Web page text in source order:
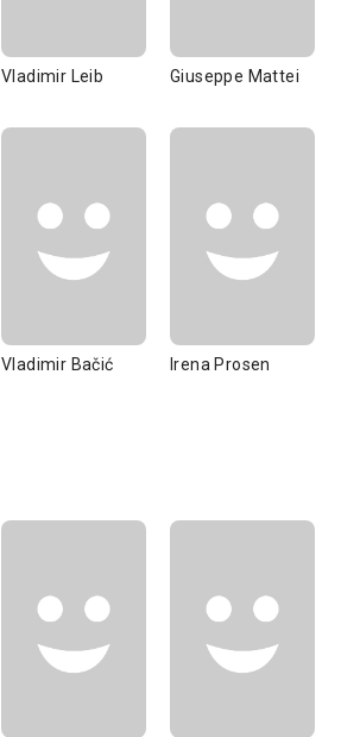
Vladimir Leib Giuseppe Mattei
Vladimir Bačić Irena Prosen